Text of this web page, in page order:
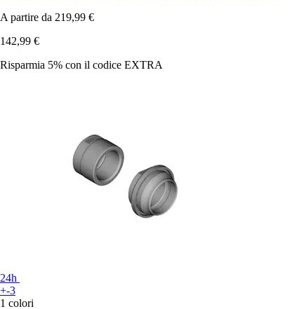
A partire da 219,99 €
142,99 €
Risparmia 5% con il codice EXTRA
24h
+-3
1 colori